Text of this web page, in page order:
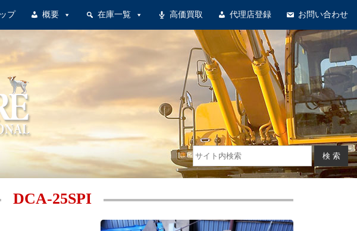
プ 概要 在庫一覧 高価買取 代理店登録 お問い合わせ
DCA-25SPI